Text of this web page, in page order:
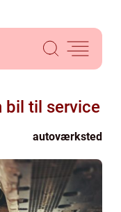
bil til service
autoværksted